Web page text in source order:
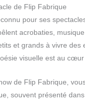
de Flip Fabrique
pour ses
acrobaties,
et grands à vivre des
visuelle est au cœur
de Flip Fabrique,
souvent présenté